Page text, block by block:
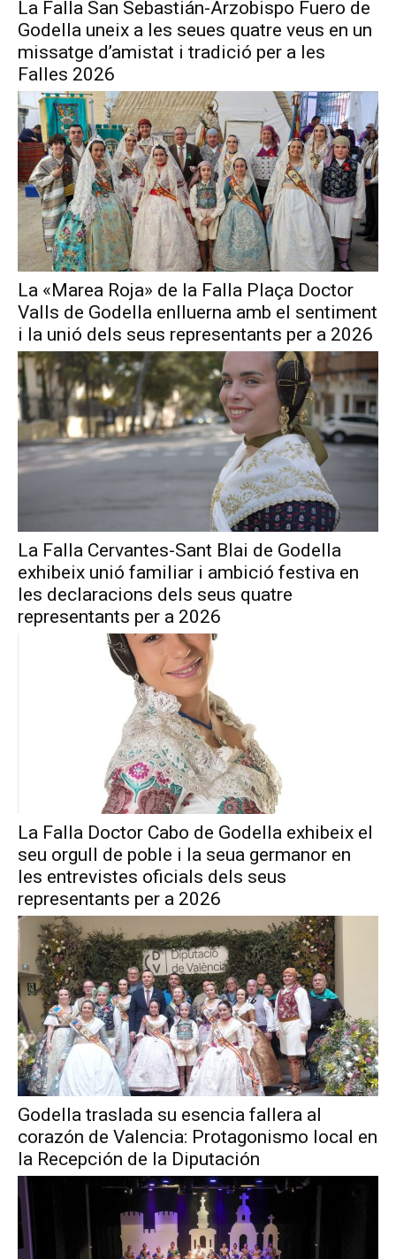
La Falla San Sebastián-Arzobispo Fuero de
Godella uneix a les seues quatre veus en un
missatge d’amistat i tradició per a les
Falles 2026
La «Marea Roja» de la Falla Plaça Doctor
Valls de Godella enlluerna amb el sentiment
i la unió dels seus representants per a 2026
La Falla Cervantes-Sant Blai de Godella
exhibeix unió familiar i ambició festiva en
les declaracions dels seus quatre
representants per a 2026
La Falla Doctor Cabo de Godella exhibeix el
seu orgull de poble i la seua germanor en
les entrevistes oficials dels seus
representants per a 2026
Godella traslada su esencia fallera al
corazón de Valencia: Protagonismo local en
la Recepción de la Diputación